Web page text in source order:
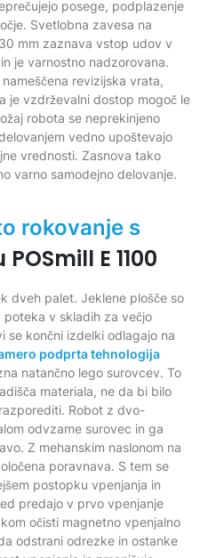
posege, podplazenje
Svetlobna zavesa na
mm zaznava vstop udov v
je varnostno nadzorovana.
revizijska vrata,
je vzdrževalni dostop mogoč le
robota se neprekinjeno
vedno upoštevajo
vrednosti. Zasnova tako
varno samodejno delovanje.
rokovanje s
E 1100
dveh palet. Jeklene plošče so
v skladih za večjo
se končni izdelki odlagajo na
podprta tehnologija
natančno lego surovcev. To
materiala, ne da bi bilo
Robot z dvo-
odvzame surovec in ga
Z mehanskim naslonom na
poravnava. S tem se
postopku vpenjanja in
predajo v prvo vpenjanje
očisti magnetno vpenjalno
odstrani odrezke in ostanke